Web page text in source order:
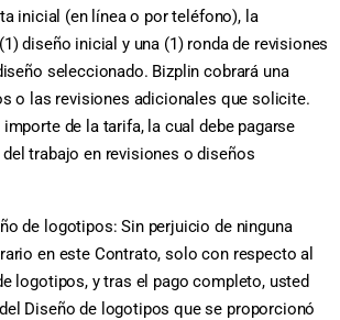
inicial (en línea o por teléfono), la
diseño inicial y una (1) ronda de revisiones
seleccionado. Bizplin cobrará una
o las revisiones adicionales que solicite.
de la tarifa, la cual debe pagarse
trabajo en revisiones o diseños
de logotipos: Sin perjuicio de ninguna
en este Contrato, solo con respecto al
logotipos, y tras el pago completo, usted
Diseño de logotipos que se proporcionó